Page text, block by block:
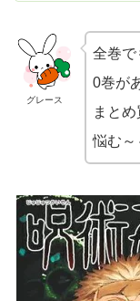
グレース
全巻で
0巻が
まとめ
悩む～